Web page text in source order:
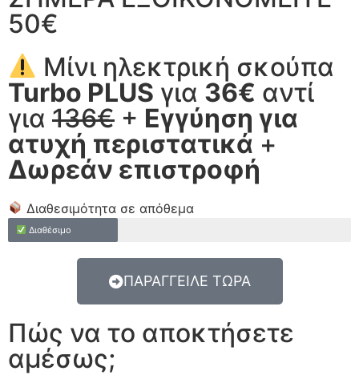
50€
Μίνι ηλεκτρική σκούπα
Turbo PLUS για 36€ αντί
για 136€ + Εγγύηση για
ατυχή περιστατικά +
Δωρεάν επιστροφή
Διαθεσιμότητα σε απόθεμα
Διαθέσιμο
ΠΑΡΑΓΓΕΙΛΕ ΤΩΡΑ
Πώς να το αποκτήσετε
αμέσως;